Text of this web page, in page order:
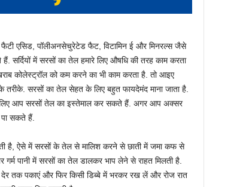
एसिड, पॉलीअनसेचुरेटेड फैट, विटामिन ई और मिनरल्स जैसे
हैं. सर्दियों में सरसों का तेल हमारे लिए औषधि की तरह काम करता
कोलेस्ट्रॉल को कम करने का भी काम करता है. तो आइए
सरसों का तेल सेहत के लिए बहुत फायदेमंद माना जाता है.
लिए आप सरसों तेल का इस्तेमाल कर सकते हैं. अगर आप अक्सर
सकते हैं.
है, ऐसे में सरसों के तेल से मालिश करने से छाती में जमा कफ से
पानी में सरसों का तेल डालकर भाप लेने से राहत मिलती है.
पकाएं और फिर किसी डिब्बे में भरकर रख लें और रोज रात